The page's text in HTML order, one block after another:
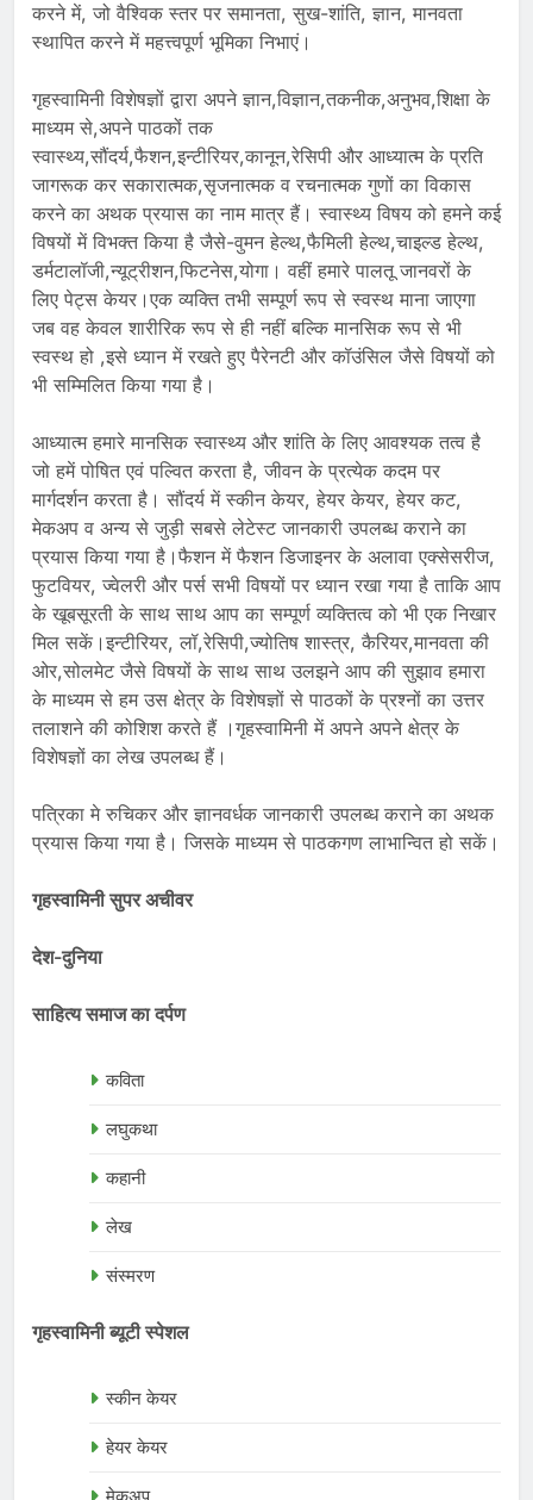
करने में, जो वैश्विक स्तर पर समानता, सुख-शांति, ज्ञान, मानवता
स्थापित करने में महत्त्वपूर्ण भूमिका निभाएं।
गृहस्वामिनी विशेषज्ञों द्वारा अपने ज्ञान,विज्ञान,तकनीक,अनुभव,शिक्षा के
माध्यम से,अपने पाठकों तक
स्वास्थ्य,सौंदर्य,फैशन,इन्टीरियर,कानून,रेसिपी और आध्यात्म के प्रति
जागरूक कर सकारात्मक,सृजनात्मक व रचनात्मक गुणों का विकास
करने का अथक प्रयास का नाम मात्र हैं। स्वास्थ्य विषय को हमने कई
विषयों में विभक्त किया है जैसे-वुमन हेल्थ,फैमिली हेल्थ,चाइल्ड हेल्थ,
डर्मटालॉजी,न्यूट्रीशन,फिटनेस,योगा। वहीं हमारे पालतू जानवरों के
लिए पेट्स केयर।एक व्यक्ति तभी सम्पूर्ण रूप से स्वस्थ माना जाएगा
जब वह केवल शारीरिक रूप से ही नहीं बल्कि मानसिक रूप से भी
स्वस्थ हो ,इसे ध्यान में रखते हुए पैरेनटी और कॉउंसिल जैसे विषयों को
भी सम्मिलित किया गया है।
आध्यात्म हमारे मानसिक स्वास्थ्य और शांति के लिए आवश्यक तत्व है
जो हमें पोषित एवं पल्वित करता है, जीवन के प्रत्येक कदम पर
मार्गदर्शन करता है। सौंदर्य में स्कीन केयर, हेयर केयर, हेयर कट,
मेकअप व अन्य से जुड़ी सबसे लेटेस्ट जानकारी उपलब्ध कराने का
प्रयास किया गया है।फैशन में फैशन डिजाइनर के अलावा एक्सेसरीज,
फुटवियर, ज्वेलरी और पर्स सभी विषयों पर ध्यान रखा गया है ताकि आप
के खूबसूरती के साथ साथ आप का सम्पूर्ण व्यक्तित्व को भी एक निखार
मिल सकें।इन्टीरियर, लॉ,रेसिपी,ज्योतिष शास्त्र, कैरियर,मानवता की
ओर,सोलमेट जैसे विषयों के साथ साथ उलझने आप की सुझाव हमारा
के माध्यम से हम उस क्षेत्र के विशेषज्ञों से पाठकों के प्रश्नों का उत्तर
तलाशने की कोशिश करते हैं ।गृहस्वामिनी में अपने अपने क्षेत्र के
विशेषज्ञों का लेख उपलब्ध हैं।
पत्रिका मे रुचिकर और ज्ञानवर्धक जानकारी उपलब्ध कराने का अथक
प्रयास किया गया है। जिसके माध्यम से पाठकगण लाभान्वित हो सकें।
गृहस्वामिनी सुपर अचीवर
देश-दुनिया
साहित्य समाज का दर्पण
कविता
लघुकथा
कहानी
लेख
संस्मरण
गृहस्वामिनी ब्यूटी स्पेशल
स्कीन केयर
हेयर केयर